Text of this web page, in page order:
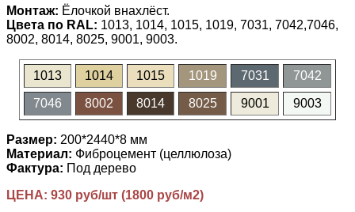
Монтаж: Ёлочкой внахлёст.
Цвета по RAL: 1013, 1014, 1015, 1019, 7031, 7042,7046,
8002, 8014, 8025, 9001, 9003.
1013 1014 1015 1019 7031 7042
7046 8002 8014 8025 9001 9003
Размер: 200*2440*8 мм
Материал: Фиброцемент (целлюлоза)
Фактура: Под дерево
ЦЕНА: 930 руб/шт (1800 руб/м2)